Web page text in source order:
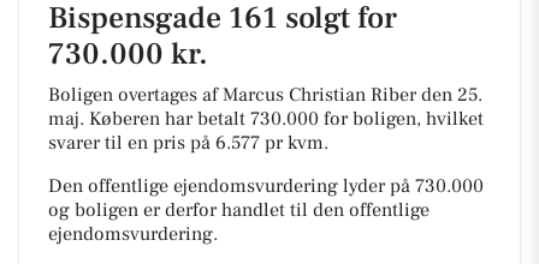
Bispensgade 161 solgt for
730.000 kr.
Boligen overtages af Marcus Christian Riber den 25.
maj. Køberen har betalt 730.000 for boligen, hvilket
svarer til en pris på 6.577 pr kvm.
Den offentlige ejendomsvurdering lyder på 730.000
og boligen er derfor handlet til den offentlige
ejendomsvurdering.